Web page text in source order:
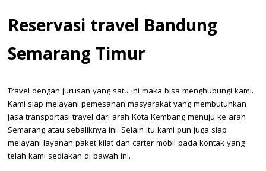
Reservasi travel Bandung
Semarang Timur
Travel dengan jurusan yang satu ini maka bisa menghubungi kami.
Kami siap melayani pemesanan masyarakat yang membutuhkan
jasa transportasi travel dari arah Kota Kembang menuju ke arah
Semarang atau sebaliknya ini. Selain itu kami pun juga siap
melayani layanan paket kilat dan carter mobil pada kontak yang
telah kami sediakan di bawah ini.